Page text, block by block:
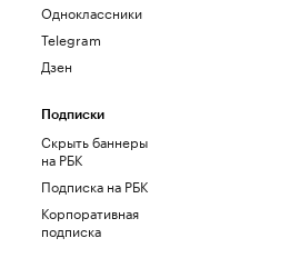
Одноклассники
Telegram
Дзен
Подписки
Скрыть баннеры
на РБК
Подписка на РБК
Корпоративная
подписка